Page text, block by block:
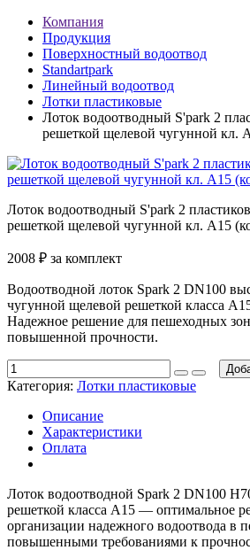
Компания
Продукция
Поверхностный водоотвод
Standartpark
Линейный водоотвод
Лотки пластиковые
Лоток водоотводный S'park 2
решеткой щелевой чугунной кл.
Лоток водоотводный S'park 2
решеткой щелевой чугунной кл. А15
2008 ₽ за комплект
Водоотводной лоток Spark 2 DN100
чугунной щелевой решеткой класса
Надежное решение для пешеходных
повышенной прочности.
Категория: Лотки пластиковые
Описание
Характеристики
Оплата
Лоток водоотводной Spark 2 DN100
решеткой класса А15 — оптимальное
организации надежного водоотвода в
повышенными требованиями к